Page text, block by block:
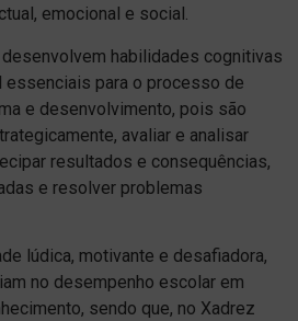
emocional e social.
habilidades cognitivas
essenciais para o processo de
e desenvolvimento, pois são
avaliar e analisar
resultados e consequências,
e resolver problemas
lúdica, motivante e desafiadora,
no desempenho escolar em
sendo que, no Xadrez